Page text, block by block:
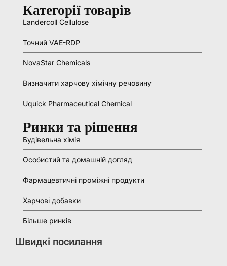
Категорії товарів
Landercoll Cellulose
Точний VAE-RDP
NovaStar Chemicals
Визначити харчову хімічну речовину
Uquick Pharmaceutical Chemical
Ринки та рішення
Будівельна хімія
Особистий та домашній догляд
Фармацевтичні проміжні продукти
Харчові добавки
Більше ринків
Швидкі посилання